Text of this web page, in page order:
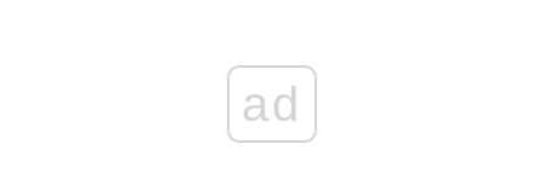
ad